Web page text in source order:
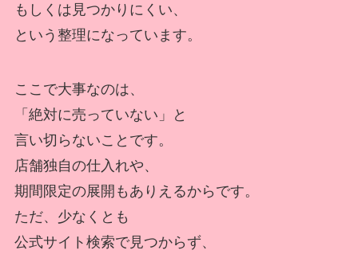
もしくは見つかりにくい、
という整理になっています。
ここで大事なのは、
「絶対に売っていない」と
言い切らないことです。
店舗独自の仕入れや、
期間限定の展開もありえるからです。
ただ、少なくとも
公式サイト検索で見つからず、